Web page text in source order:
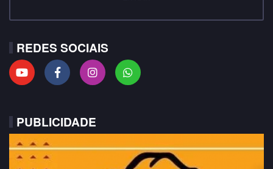
REDES SOCIAIS
PUBLICIDADE